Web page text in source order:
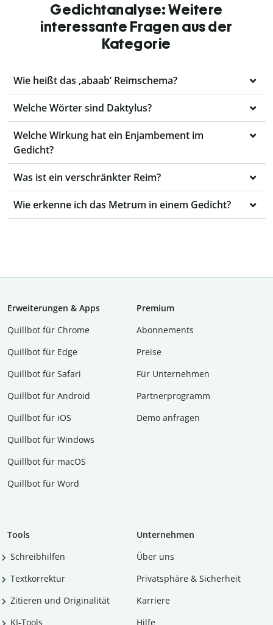
Gedichtanalyse: Weitere
interessante Fragen aus der
Kategorie
Wie heißt das ‚abaab‘ Reimschema?
Welche Wörter sind Daktylus?
Welche Wirkung hat ein Enjambement im
Gedicht?
Was ist ein verschränkter Reim?
Wie erkenne ich das Metrum in einem Gedicht?
Erweiterungen & Apps
Quillbot für Chrome
Quillbot für Edge
Quillbot für Safari
Quillbot für Android
Quillbot für iOS
Quillbot für Windows
Quillbot für macOS
Quillbot für Word
Premium
Abon­ne­ments
Preise
Für Unternehmen
Partnerprogramm
Demo anfragen
Tools
Schreibhilfen
Textkorrektur
Zitieren und Originalität
KI-Tools
Unternehmen
Über uns
Privatsphäre & Sicherheit
Karriere
Hilfe